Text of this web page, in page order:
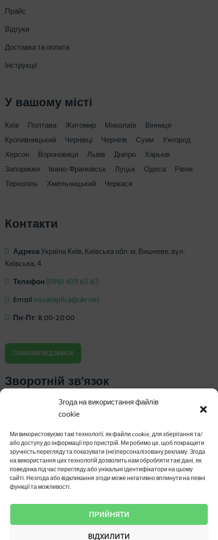
Згода на використання файлів
cookie
Ми використовуємо такі технології, як файли cookie, для зберігання та/
або доступу до інформації про пристрій. Ми робимо це, щоб покращити
зручність перегляду та показувати (не)персоналізовану рекламу. Згода
на використання цих технологій дозволить нам обробляти такі дані, як
поведінка під час перегляду або унікальні ідентифікатори на цьому
сайті. Незгода або відкликання згоди може негативно вплинути на певні
функції та можливості.
ПРИЙНЯТИ
ВІДХИЛИТИ
Прайс
Відгуки
Доставка та оплата
Інструкції
У вашому місті
Київ Полтава Житомир Миколаїв
Вінниця
Кропивницький
Чернівці Чернігів Суми
Ужгород
Херсон
Вороновиця Львів Дніпро
Харьків
Запоріжжя
Івано-Франківськ Луцьк Одеса
Рівне
Тернопіль
Хмельницький Черкаси
Контакти
Адреса Україна Київ, Київська обл. м. Вишневе, вул.
Київська, 4
Телефон ‎(098) 409 65 63
Email novateplica@ukr.net
Пн-Пт: 8:00-20:00
ЗАМОВИТИ ДЗВІНОК
Зворотній зв'язок
© 2026. Нова Теплиця. Усі права захищені.